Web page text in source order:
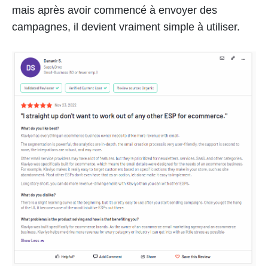
mais après avoir commencé à envoyer des
campagnes, il devient vraiment simple à utiliser.